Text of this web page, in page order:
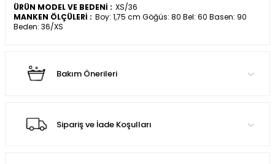
ÜRÜN MODEL VE BEDENİ : XS/36
MANKEN ÖLÇÜLERİ : Boy: 1,75 cm Göğüs: 80 Bel: 60 Basen: 90
Beden: 36/XS
Bakım Önerileri
Sipariş ve İade Koşulları